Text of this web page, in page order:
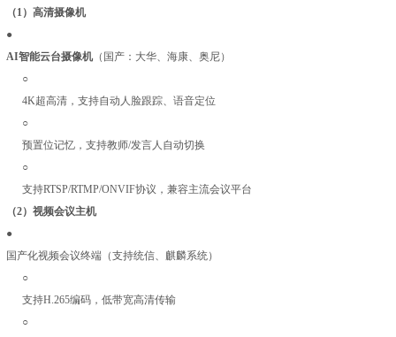
（1）高清摄像机
●
AI智能云台摄像机（国产：大华、海康、奥尼）
○
4K超高清，支持自动人脸跟踪、语音定位
○
预置位记忆，支持教师/发言人自动切换
○
支持RTSP/RTMP/ONVIF协议，兼容主流会议平台
（2）视频会议主机
●
国产化视频会议终端（支持统信、麒麟系统）
○
支持H.265编码，低带宽高清传输
○